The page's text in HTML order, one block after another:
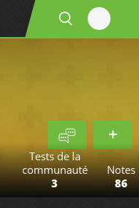
Tests de la
communauté
3
Notes
86